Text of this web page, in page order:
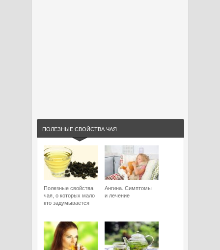
ПОЛЕЗНЫЕ СВОЙСТВА ЧАЯ
Полезные свойства
чая, о которых мало
кто задумывается
Ангина. Симптомы
и лечение